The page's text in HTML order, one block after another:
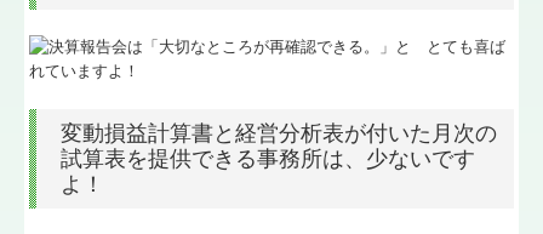
変動損益計算書と経営分析表が付いた月次の
試算表を提供できる事務所は、少ないです
よ！